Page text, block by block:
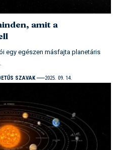
amit a
egy egészen másfajta planetáris
SZAVAK 2025. 09. 14.